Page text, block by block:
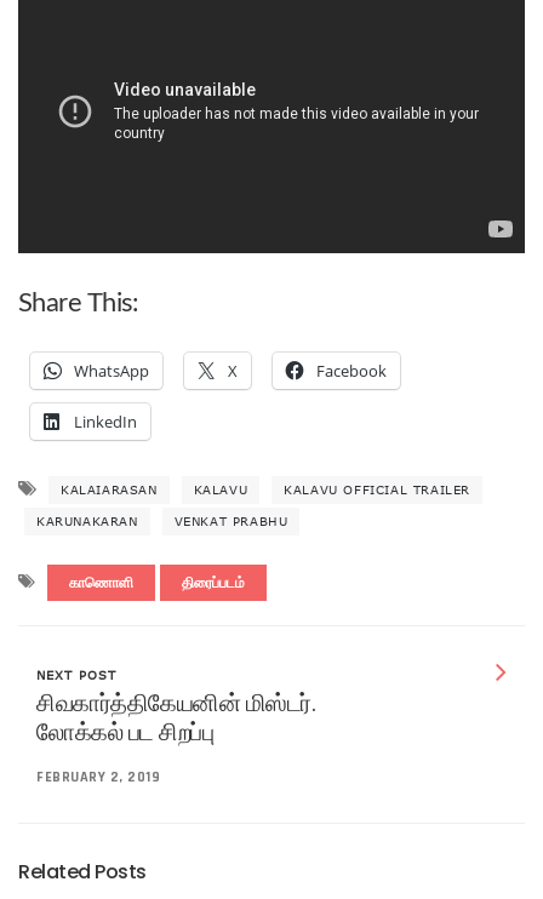
Share This:
WhatsApp X Facebook
LinkedIn
KALAIARASAN KALAVU KALAVU OFFICIAL TRAILER
KARUNAKARAN VENKAT PRABHU
காணொளி திரைப்படம்
NEXT POST
சிவகார்த்திகேயனின் மிஸ்டர்.
லோக்கல் பட சிறப்பு
FEBRUARY 2, 2019
Related Posts